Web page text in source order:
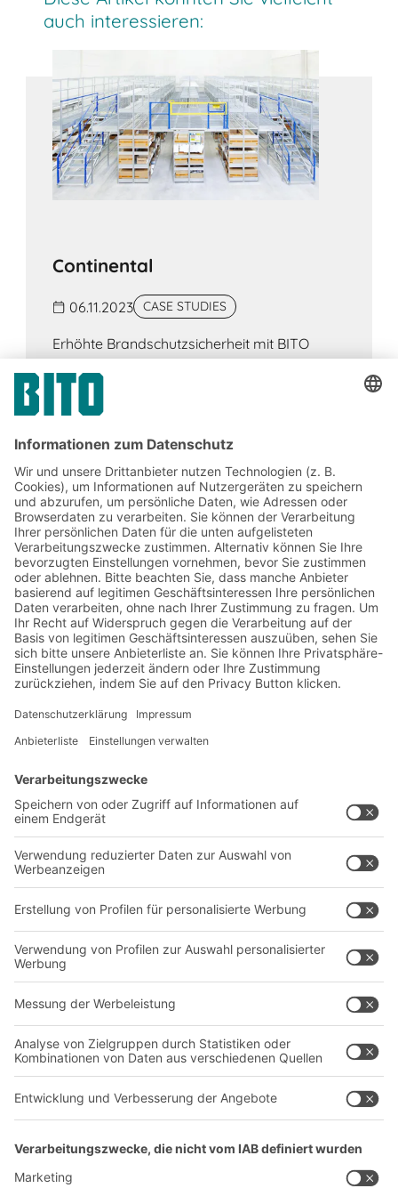
mit gesichertem Nachschub und direktem Zugriff
an der Regalfront. Die Trennung von Ein- und
Auslagerungsseite sorgt für geordnete
Lagerprozesse und sortenreine Lagerung.
auch interessieren:
Continental
06.11.2023 CASE STUDIES
Erhöhte Brandschutzsicherheit mit BITO
Jetzt beim BITO Newsletter
anmelden:
Lager- & Logistiknews
Exklusive Rabatte
Neuheiten
Lösungen
Intralogistiklösungen
Behältersysteme
Regalsysteme
Transportsysteme
Beratung & Service
Kontaktformular
Unternehmen
Standorte weltweit
Produktionsstandorte
Follow us
YOUR LIFE.